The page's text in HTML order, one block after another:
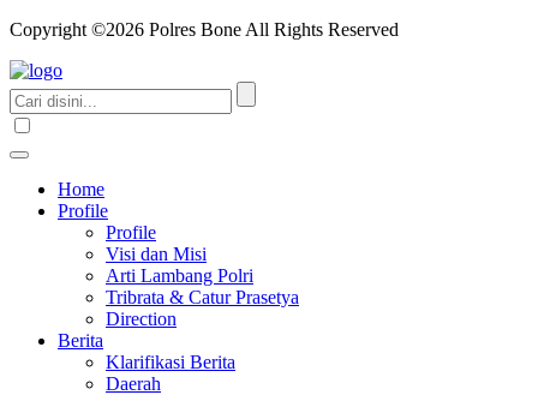
Copyright ©2026 Polres Bone All Rights Reserved
Home
Profile
Profile
Visi dan Misi
Arti Lambang Polri
Tribrata & Catur Prasetya
Direction
Berita
Klarifikasi Berita
Daerah